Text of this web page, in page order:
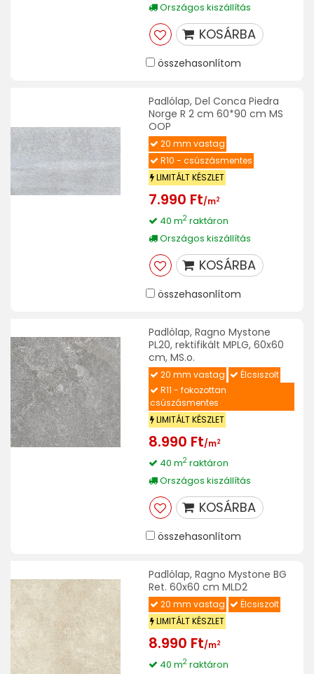
Országos kiszállítás
KOSÁRBA
összehasonlítom
Padlólap, Del Conca Piedra
Norge R 2 cm 60*90 cm MS
OOP
20 mm vastag
R10 - csúszásmentes
LIMITÁLT KÉSZLET
7.990 Ft/m2
40 m2raktáron
Országos kiszállítás
KOSÁRBA
összehasonlítom
Padlólap, Ragno Mystone
PL20, rektifikált MPLG, 60x60
cm, MS.o.
20 mm vastag
Élcsiszolt
R11 - fokozottan
csúszásmentes
LIMITÁLT KÉSZLET
8.990 Ft/m2
40 m2raktáron
Országos kiszállítás
KOSÁRBA
összehasonlítom
Padlólap, Ragno Mystone BG
Ret. 60x60 cm MLD2
20 mm vastag
Élcsiszolt
LIMITÁLT KÉSZLET
8.990 Ft/m2
40 m2raktáron